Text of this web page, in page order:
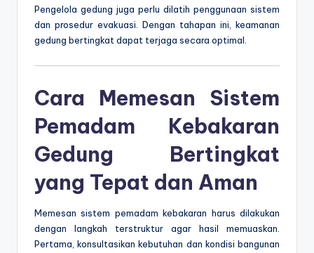
Pengelola gedung juga perlu dilatih penggunaan sistem
dan prosedur evakuasi. Dengan tahapan ini, keamanan
gedung bertingkat dapat terjaga secara optimal.
Cara Memesan Sistem
Pemadam Kebakaran
Gedung Bertingkat
yang Tepat dan Aman
Memesan sistem pemadam kebakaran harus dilakukan
dengan langkah terstruktur agar hasil memuaskan.
Pertama, konsultasikan kebutuhan dan kondisi bangunan